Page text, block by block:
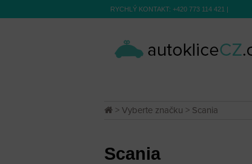
RYCHLÝ KONTAKT: +420 773 114 421 |
> Vyberte značku > Scania
Scania